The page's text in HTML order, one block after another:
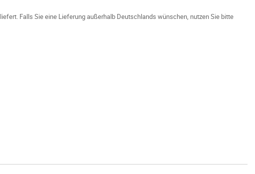
Falls Sie eine Lieferung außerhalb Deutschlands wünschen, nutzen Sie bitte